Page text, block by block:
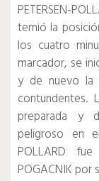
PETERSEN-
temió la
los cuatro
marcador, se
y de nuevo la
contundentes.
preparada y
peligroso en
POLLARD
POGACNIK por